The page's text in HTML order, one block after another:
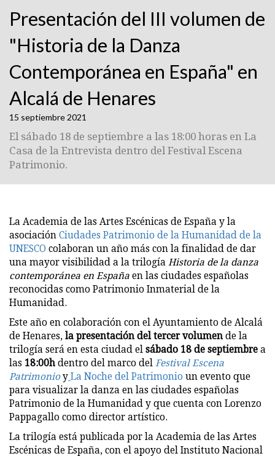
Presentación del III volumen de
"Historia de la Danza
Contemporánea en España" en
Alcalá de Henares
15 septiembre 2021
El sábado 18 de septiembre a las 18:00 horas en La
Casa de la Entrevista dentro del Festival Escena
Patrimonio.
La Academia de las Artes Escénicas de España y la
asociación Ciudades Patrimonio de la Humanidad de la
UNESCO colaboran un año más con la finalidad de dar
una mayor visibilidad a la trilogía Historia de la danza
contemporánea en España en las ciudades españolas
reconocidas como Patrimonio Inmaterial de la
Humanidad.
Este año en colaboración con el Ayuntamiento de Alcalá
de Henares, la presentación del tercer volumen de la
trilogía será en esta ciudad el sábado 18 de septiembre a
las 18:00h dentro del marco del Festival Escena
Patrimonioy La Noche del Patrimonio un evento que
para visualizar la danza en las ciudades españolas
Patrimonio de la Humanidad y que cuenta con Lorenzo
Pappagallo como director artístico.
La trilogía está publicada por la Academia de las Artes
Escénicas de España, con el apoyo del Instituto Nacional